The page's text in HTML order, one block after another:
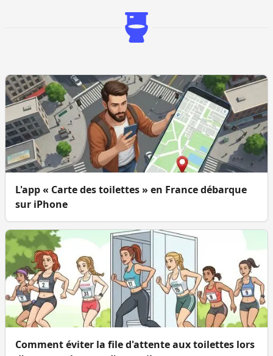
L'app « Carte des toilettes » en France débarque
sur iPhone
Comment éviter la file d'attente aux toilettes lors